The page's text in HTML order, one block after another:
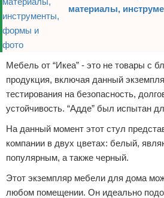
материалы,
Мебель от “Икеа” - это не товары с
продукция, включая данный
тестирования на безопасность,
устойчивость. “Адде” был испытан
На данный момент этот стул
компании в двух цветах: белый,
популярным, а также черный.
Этот экземпляр мебели для дома
любом помещении. Он идеально